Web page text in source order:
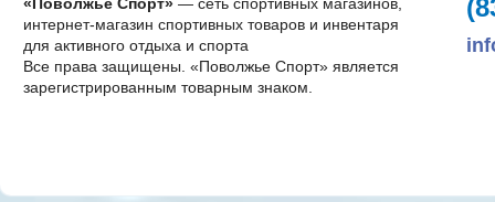
интернет-магазин спортивных товаров и инвентаря
для активного отдыха и спорта
Все права защищены. «Поволжье Спорт» является
зарегистрированным товарным знаком.